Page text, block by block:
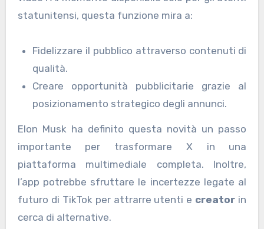
statunitensi, questa funzione mira a:
Fidelizzare il pubblico attraverso contenuti di
qualità.
Creare opportunità pubblicitarie grazie al
posizionamento strategico degli annunci.
Elon Musk ha definito questa novità un passo
importante per trasformare X in una
piattaforma multimediale completa. Inoltre,
l’app potrebbe sfruttare le incertezze legate al
futuro di TikTok per attrarre utenti e creator in
cerca di alternative.